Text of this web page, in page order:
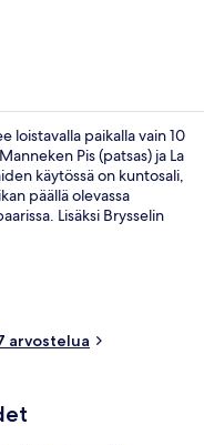
loistavalla paikalla vain 10
Pis (patsas) ja La
käytössä on kuntosali,
päällä olevassa
Lisäksi Brysselin
majoituspaikan avuliasta
yhteydet sijaitsevat vain
raitiovaunupysäkki
6 minuutin
arvostelua